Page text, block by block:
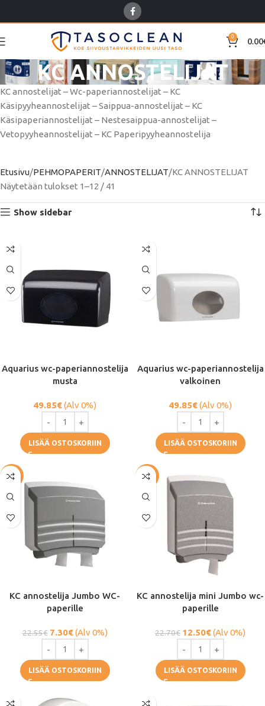
0 0.00
KC ANNOSTELIJAT
KC annostelijat – Wc-paperiannostelijat – KC
Käsipyyheannostelijat – Saippua-annostelijat – KC
Käsipaperiannostelijat – Nestesaippua-annostelijat –
Vetopyyheannostelijat – KC Paperipyyheannostelija
Etusivu PEHMOPAPERIT ANNOSTELIJAT KC ANNOSTELIJAT
Näytetään tulokset 1–12 / 41
Show sidebar
Aquarius wc-paperiannostelija
musta
49.85€(Alv 0%)
LISÄÄ OSTOSKORIIN
Aquarius wc-paperiannostelija
valkoinen
49.85€(Alv 0%)
LISÄÄ OSTOSKORIIN
-68%
KC annostelija Jumbo WC-
paperille
22.55€ 7.30€(Alv 0%)
LISÄÄ OSTOSKORIIN
-45%
KC annostelija mini Jumbo wc-
paperille
22.70€ 12.50€(Alv 0%)
LISÄÄ OSTOSKORIIN